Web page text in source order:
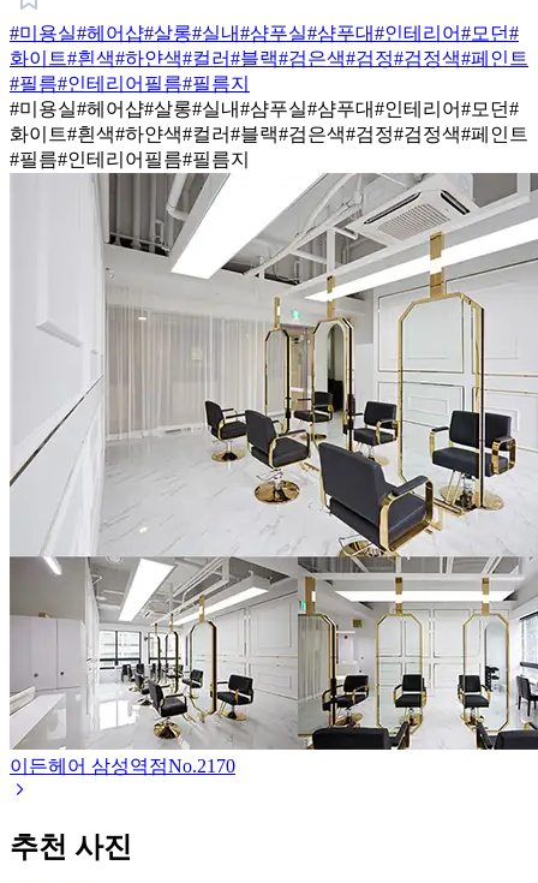
#미용실#헤어샵#살롱#실내#샴푸실#샴푸대#인테리어#모던#
화이트#흰색#하얀색#컬러#블랙#검은색#검정#검정색#페인트
#필름#인테리어필름#필름지
#미용실#헤어샵#살롱#실내#샴푸실#샴푸대#인테리어#모던#
화이트#흰색#하얀색#컬러#블랙#검은색#검정#검정색#페인트
#필름#인테리어필름#필름지
이든헤어 삼성역점No.2170
추천 사진